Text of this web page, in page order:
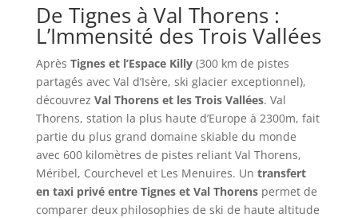
De Tignes à Val Thorens :
L’Immensité des Trois Vallées
Après Tignes et l’Espace Killy(300 km de pistes
partagés avec Val d’Isère, ski glacier exceptionnel),
découvrez Val Thorens et les Trois Vallées. Val
Thorens, station la plus haute d’Europe à 2300m, fait
partie du plus grand domaine skiable du monde
avec 600 kilomètres de pistes reliant Val Thorens,
Méribel, Courchevel et Les Menuires. Un transfert
en taxi privé entre Tignes et Val Thorenspermet de
comparer deux philosophies de ski de haute altitude